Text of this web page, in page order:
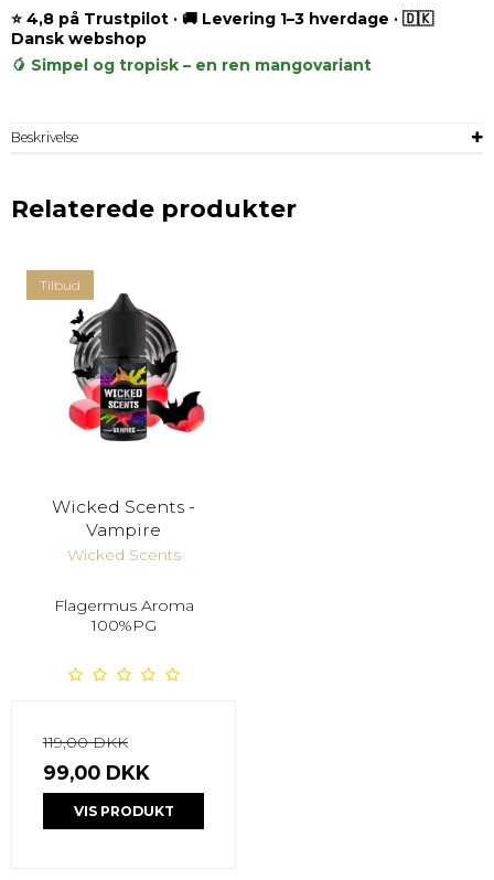
⭐ 4,8 på Trustpilot · 🚚 Levering 1–3 hverdage · 🇩🇰
Dansk webshop
🥭 Simpel og tropisk – en ren mangovariant
Beskrivelse
Relaterede produkter
Tilbud
Wicked Scents -
Vampire
Wicked Scents
Flagermus Aroma
100%PG
119,00 DKK
99,00 DKK
VIS PRODUKT